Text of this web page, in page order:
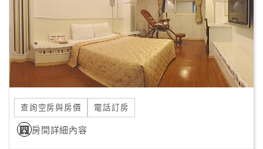
伴
計
劃
品
宣
傳
查詢空房與房價 電話訂房
房間詳細內容